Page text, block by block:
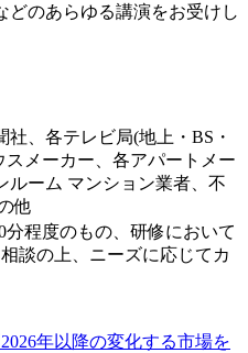
どのあらゆる講演をお受けし
、各テレビ局(地上・BS・
メーカー、各アパートメー
ルーム マンション業者、不
他
程度のもの、研修において
談の上、ニーズに応じてカ
年以降の変化する市場を